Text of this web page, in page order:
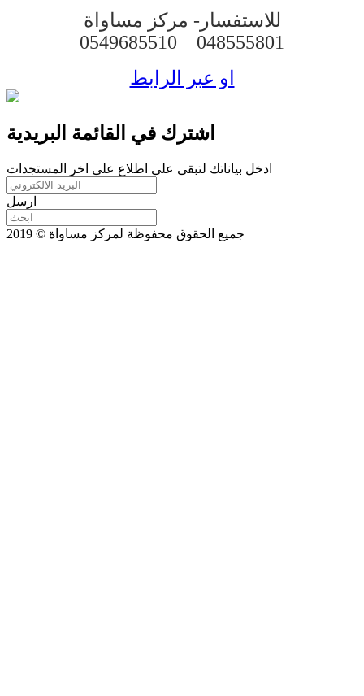
للاستفسار- مركز مساواة
0549685510 048555801
او عبر الرابط
اشترك في القائمة البريدية
ادخل بياناتك لتبقى على اطلاع على اخر المستجدات
ارسل
جميع الحقوق محفوظة لمركز مساواة © 2019